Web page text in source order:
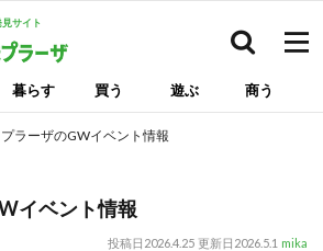
サイト
暮らす 買う 遊ぶ 商う
ラーザのGWイベント情報
イベント情報
投稿日 2026.4.25 更新日 2026.5.1 mika